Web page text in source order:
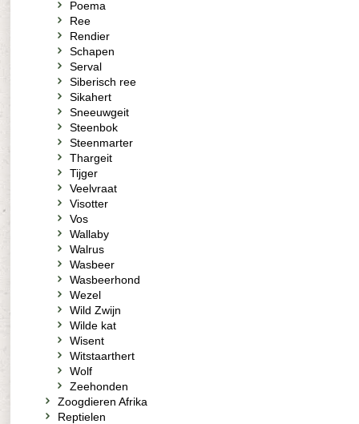
Poema
Ree
Rendier
Schapen
Serval
Siberisch ree
Sikahert
Sneeuwgeit
Steenbok
Steenmarter
Thargeit
Tijger
Veelvraat
Visotter
Vos
Wallaby
Walrus
Wasbeer
Wasbeerhond
Wezel
Wild Zwijn
Wilde kat
Wisent
Witstaarthert
Wolf
Zeehonden
Zoogdieren Afrika
Reptielen